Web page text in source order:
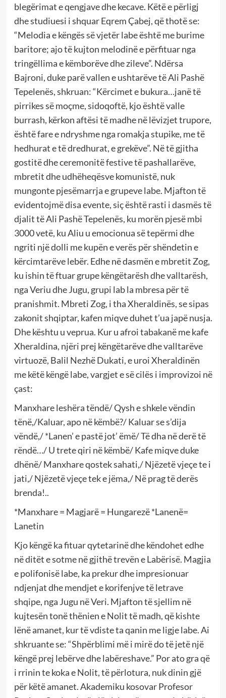
blegërimat e qengjave dhe kecave. Këtë e përligj
dhe studiuesi i shquar Eqrem Çabej, që thotë se:
“Melodia e këngës së vjetër labe është me burime
baritore; ajo të kujton melodinë e përfituar nga
tringëllima e këmborëve dhe zileve”. Ndërsa
Bajroni, duke parë vallen e ushtarëve të Ali Pashë
Tepelenës, shkruan: “Kërcimet e bukura…janë të
pirrikes së moçme, sidoqoftë, kjo është valle
burrash, kërkon aftësi të madhe në lëvizjet trupore,
është fare e ndryshme nga romakja stupike, me të
hedhurat e të dredhurat, e grekëve”. Në të gjitha
gostitë dhe ceremonitë festive të pashallarëve,
mbretit dhe udhëheqësve komunistë, nuk
mungonte pjesëmarrja e grupeve labe. Mjafton të
evidentojmë disa evente, siç është rasti i dasmës të
djalit të Ali Pashë Tepelenës, ku morën pjesë mbi
3000 vetë, ku Aliu u emocionua së tepërmi dhe
ngriti një dolli me kupën e verës për shëndetin e
kërcimtarëve lebër. Edhe në dasmën e mbretit Zog,
ku ishin të ftuar grupe këngëtarësh dhe valltarësh,
nga Veriu dhe Jugu, grupi lab la mbresa për të
pranishmit. Mbreti Zog, i tha Xheraldinës, se sipas
zakonit shqiptar, kafen miqve duhet t’ua japë nusja.
Dhe kështu u veprua. Kur u afroi tabakanë me kafe
Xheraldina, njëri prej këngëtarëve dhe valltarëve
virtuozë, Balil Nezhë Dukati, e uroi Xheraldinën
me këtë këngë labe, vargjet e së cilës i improvizoi në
çast:
Manxhare leshëra tëndë/ Qysh e shkele vëndin
tënë,/Kaluar, apo në këmbë?/ Kaluar se s’dija
vëndë,/ *Lanen’ e pastë jot’ ëmë/ Të dha në derë të
rëndë…/ U trete qiri në këmbë/ Kafe miqve duke
dhënë/ Manxhare qostek sahati,/ Njëzetë vjeçe te i
jati,/ Njëzetë vjeçe tek e jëma,/ Në prag të derës
brenda!..
*Manxhare = Magjarë = Hungarezë *Lanenë=
Lanetin
Kjo këngë ka fituar qytetarinë dhe këndohet edhe
në ditët e sotme në gjithë trevën e Labërisë. Magjia
e polifonisë labe, ka prekur dhe impresionuar
ndjenjat dhe mendjet e korifenjve të letrave
shqipe, nga Jugu në Veri. Mjafton të sjellim në
kujtesën tonë thënien e Nolit të madh, që kishte
lënë amanet, kur të vdiste ta qanin me ligje labe. Ai
shkruante se: “Shpërblimi më i mirë do të jetë një
këngë prej lebërve dhe labëreshave.” Por ato gra që
i rrinin te koka e Nolit, të përlotura, nuk dinin gjë
për këtë amanet. Akademiku kosovar Profesor